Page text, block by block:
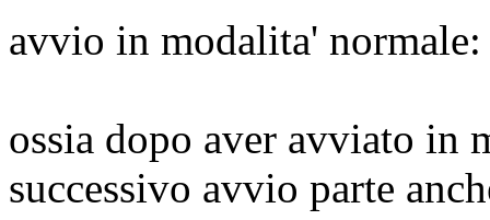
avvio in modalita'
ossia dopo aver avviato in
successivo avvio parte